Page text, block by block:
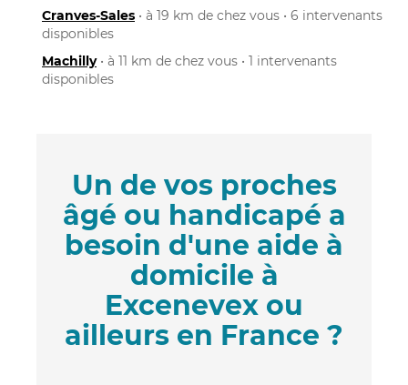
Cranves-Sales • à 19 km de chez vous • 6 intervenants
disponibles
Machilly• à 11 km de chez vous • 1 intervenants
disponibles
Un de vos proches
âgé ou handicapé a
besoin d'une aide à
domicile à
Excenevex ou
ailleurs en France ?